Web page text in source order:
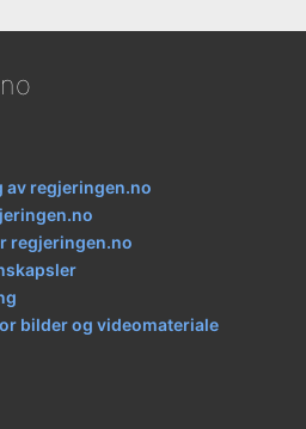
av regjeringen.no
regjeringen.no
bilder og videomateriale